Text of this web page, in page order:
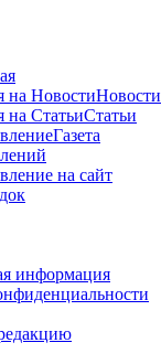
на НовостиНовости
на СтатьиСтатьи
Газета
на сайт
информация